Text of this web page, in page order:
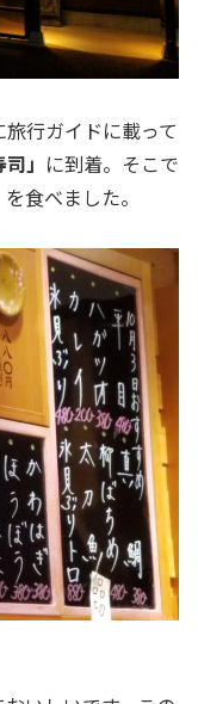
行ガイドに載って
」 に到着。そこで
食べました。